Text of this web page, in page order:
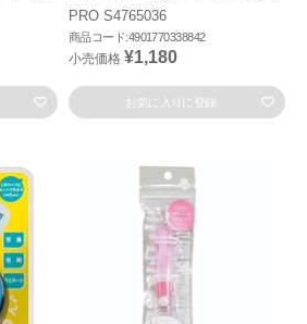
PRO S4765036
商品コード:4901770338842
小売価格 ¥1,180
お気に入りに登録